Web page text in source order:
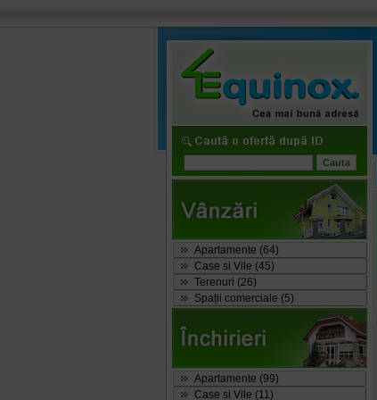
Apartamente (64)
Case si Vile (45)
Terenuri (26)
Spații comerciale (5)
Apartamente (99)
Case si Vile (11)